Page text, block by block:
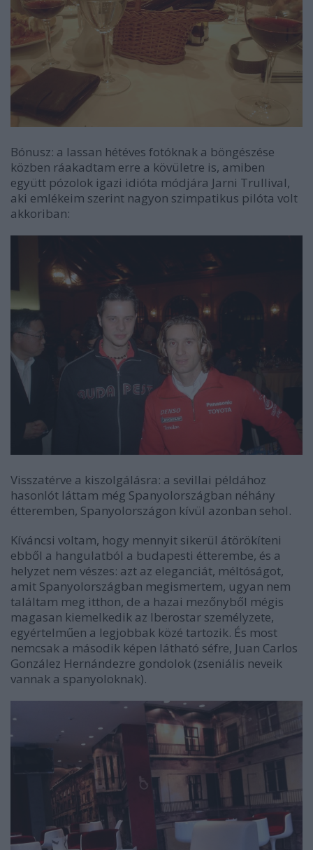
Bónusz: a lassan hétéves fotóknak a böngészése
közben ráakadtam erre a kövületre is, amiben
együtt pózolok igazi idióta módjára Jarni Trullival,
aki emlékeim szerint nagyon szimpatikus pilóta volt
akkoriban:
Visszatérve a kiszolgálásra: a sevillai példához
hasonlót láttam még Spanyolországban néhány
étteremben, Spanyolországon kívül azonban sehol.
Kíváncsi voltam, hogy mennyit sikerül átörökíteni
ebből a hangulatból a budapesti étterembe, és a
helyzet nem vészes: azt az eleganciát, méltóságot,
amit Spanyolországban megismertem, ugyan nem
találtam meg itthon, de a hazai mezőnyből mégis
magasan kiemelkedik az Iberostar személyzete,
egyértelműen a legjobbak közé tartozik. És most
nemcsak a második képen látható séfre, Juan Carlos
González Hernándezre gondolok (zseniális neveik
vannak a spanyoloknak).